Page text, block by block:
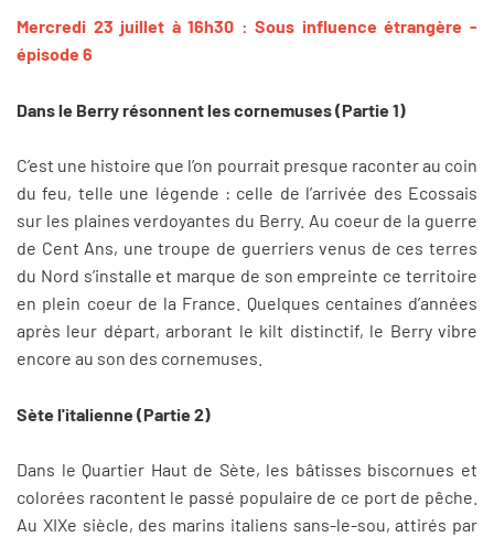
Mercredi 23 juillet à 16h30 : Sous influence étrangère -
épisode 6
Dans le Berry résonnent les cornemuses (Partie 1)
C’est une histoire que l’on pourrait presque raconter au coin
du feu, telle une légende : celle de l’arrivée des Ecossais
sur les plaines verdoyantes du Berry. Au coeur de la guerre
de Cent Ans, une troupe de guerriers venus de ces terres
du Nord s’installe et marque de son empreinte ce territoire
en plein coeur de la France. Quelques centaines d’années
après leur départ, arborant le kilt distinctif, le Berry vibre
encore au son des cornemuses.
Sète l'italienne (Partie 2)
Dans le Quartier Haut de Sète, les bâtisses biscornues et
colorées racontent le passé populaire de ce port de pêche.
Au XIXe siècle, des marins italiens sans-le-sou, attirés par